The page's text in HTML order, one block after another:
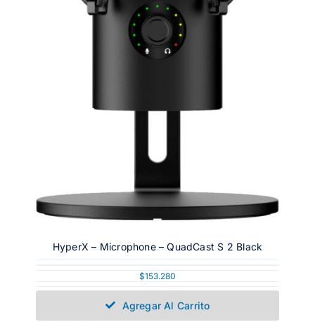
HyperX – Microphone – QuadCast S 2 Black
$153.280
Agregar Al Carrito